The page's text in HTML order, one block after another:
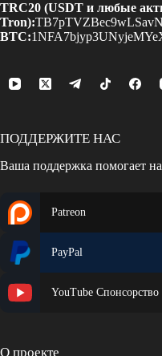
TRC20 (USDT и любые
Tron):
BTC:
ПОДДЕРЖИТЕ НАС
Ваша поддержка помогает
Patreon
PayPal
YouTube Спонсорство
О проекте